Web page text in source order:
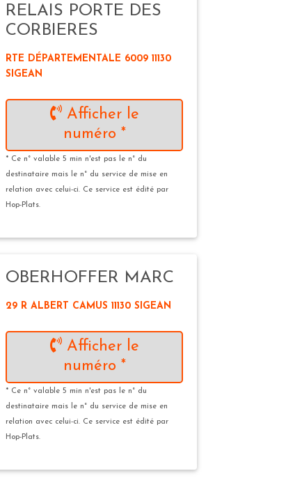
RELAIS PORTE DES
CORBIERES
RTE DÉPARTEMENTALE 6009 11130
SIGEAN
Afficher le
numéro *
* Ce n° valable 5 min n'est pas le n° du
destinataire mais le n° du service de mise en
relation avec celui-ci. Ce service est édité par
Hop-Plats.
OBERHOFFER MARC
29 R ALBERT CAMUS 11130 SIGEAN
Afficher le
numéro *
* Ce n° valable 5 min n'est pas le n° du
destinataire mais le n° du service de mise en
relation avec celui-ci. Ce service est édité par
Hop-Plats.